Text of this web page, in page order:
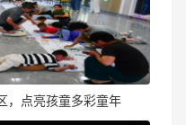
，点亮孩童多彩童年